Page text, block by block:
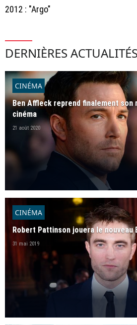
2012 : "Argo"
DERNIÈRES ACTUALITÉS
CINÉMA
Ben Affleck reprend finalement son
cinéma
21 août 2020
CINÉMA
Robert Pattinson jouera le nouveau
31 mai 2019